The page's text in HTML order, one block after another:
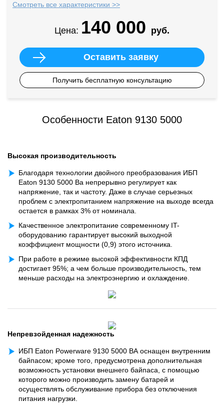
Смотреть все характеристики >>
Цена: 140 000 руб.
Оставить заявку
Получить бесплатную консультацию
Особенности Eaton 9130 5000
Высокая производительность
Благодаря технологии двойного преобразования ИБП
Eaton 9130 5000 Ва непрерывно регулирует как
напряжение, так и частоту. Даже в случае серьезных
проблем с электропитанием напряжение на выходе всегда
остается в рамках 3% от номинала.
Качественное электропитание современному IT-
оборудованию гарантирует высокий выходной
коэффициент мощности (0,9) этого источника.
При работе в режиме высокой эффективности КПД
достигает 95%; а чем больше производительность, тем
меньше расходы на электроэнергию и охлаждение.
Непревзойденная надежность
ИБП Eaton Powerware 9130 5000 ВА оснащен внутренним
байпасом; кроме того, предусмотрена дополнительная
возможность установки внешнего байпаса, с помощью
которого можно производить замену батарей и
осуществлять обслуживание прибора без отключения
питания нагрузки.